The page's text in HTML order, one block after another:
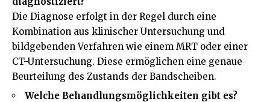
Die Diagnose erfolgt in der Regel durch eine
Kombination aus klinischer Untersuchung und
bildgebenden Verfahren wie einem MRT oder einer
CT-Untersuchung. Diese ermöglichen eine genaue
Beurteilung des Zustands der Bandscheiben.
Welche Behandlungsmöglichkeiten gibt es?